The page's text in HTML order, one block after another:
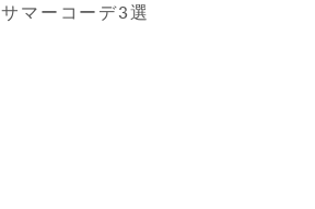
サマーコーデ3選